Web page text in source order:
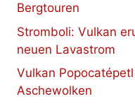
Bergtouren
Stromboli: Vulkan
neuen Lavastrom
Vulkan
Aschewolken